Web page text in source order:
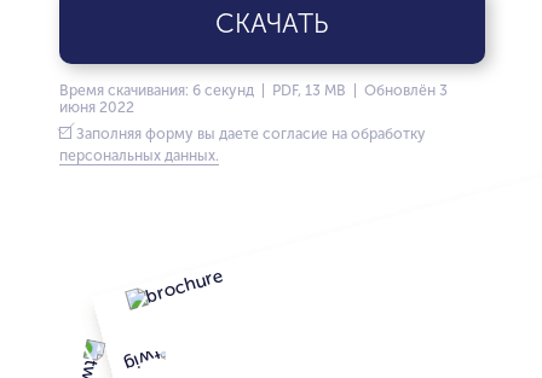
СКАЧАТЬ
Время скачивания: 6 секунд | PDF, 13 MB | Обновлён 3
июня 2022
Заполняя форму вы даете согласие на обработку
персональных данных.